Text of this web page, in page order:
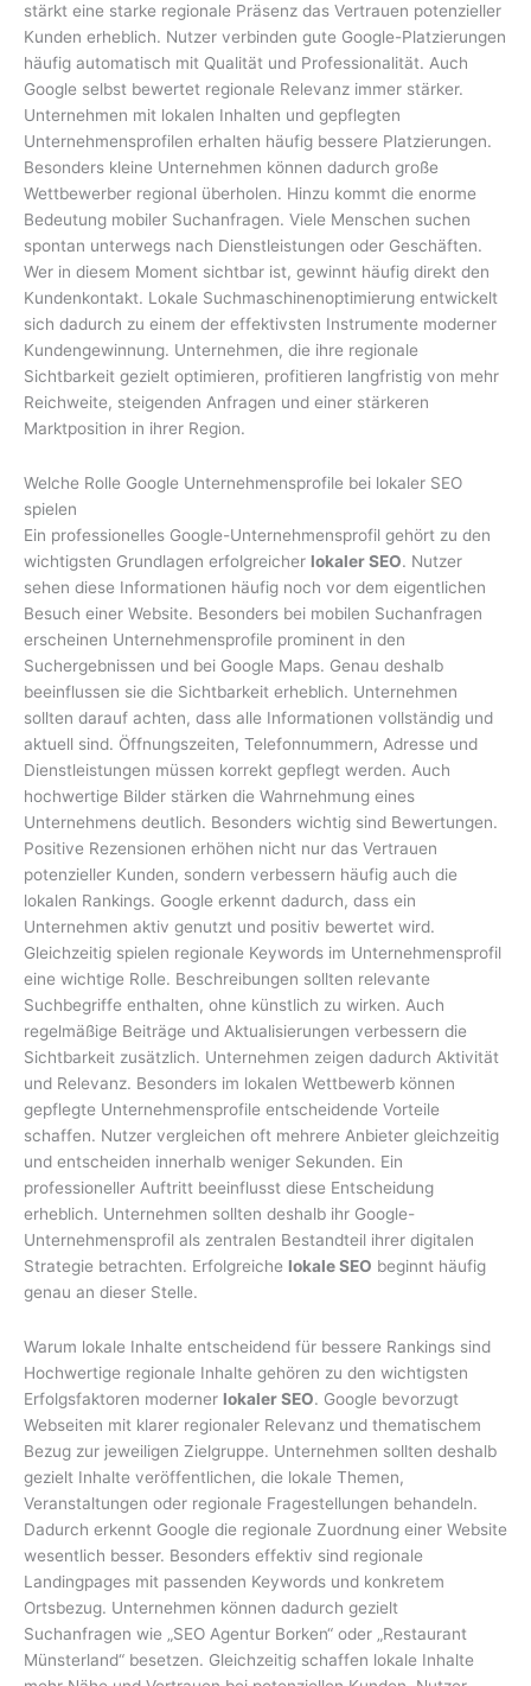
stärkt eine starke regionale Präsenz das Vertrauen potenzieller
Kunden erheblich. Nutzer verbinden gute Google-Platzierungen
häufig automatisch mit Qualität und Professionalität. Auch
Google selbst bewertet regionale Relevanz immer stärker.
Unternehmen mit lokalen Inhalten und gepflegten
Unternehmensprofilen erhalten häufig bessere Platzierungen.
Besonders kleine Unternehmen können dadurch große
Wettbewerber regional überholen. Hinzu kommt die enorme
Bedeutung mobiler Suchanfragen. Viele Menschen suchen
spontan unterwegs nach Dienstleistungen oder Geschäften.
Wer in diesem Moment sichtbar ist, gewinnt häufig direkt den
Kundenkontakt. Lokale Suchmaschinenoptimierung entwickelt
sich dadurch zu einem der effektivsten Instrumente moderner
Kundengewinnung. Unternehmen, die ihre regionale
Sichtbarkeit gezielt optimieren, profitieren langfristig von mehr
Reichweite, steigenden Anfragen und einer stärkeren
Marktposition in ihrer Region.
Welche Rolle Google Unternehmensprofile bei lokaler SEO
spielen
Ein professionelles Google-Unternehmensprofil gehört zu den
wichtigsten Grundlagen erfolgreicher lokaler SEO. Nutzer
sehen diese Informationen häufig noch vor dem eigentlichen
Besuch einer Website. Besonders bei mobilen Suchanfragen
erscheinen Unternehmensprofile prominent in den
Suchergebnissen und bei Google Maps. Genau deshalb
beeinflussen sie die Sichtbarkeit erheblich. Unternehmen
sollten darauf achten, dass alle Informationen vollständig und
aktuell sind. Öffnungszeiten, Telefonnummern, Adresse und
Dienstleistungen müssen korrekt gepflegt werden. Auch
hochwertige Bilder stärken die Wahrnehmung eines
Unternehmens deutlich. Besonders wichtig sind Bewertungen.
Positive Rezensionen erhöhen nicht nur das Vertrauen
potenzieller Kunden, sondern verbessern häufig auch die
lokalen Rankings. Google erkennt dadurch, dass ein
Unternehmen aktiv genutzt und positiv bewertet wird.
Gleichzeitig spielen regionale Keywords im Unternehmensprofil
eine wichtige Rolle. Beschreibungen sollten relevante
Suchbegriffe enthalten, ohne künstlich zu wirken. Auch
regelmäßige Beiträge und Aktualisierungen verbessern die
Sichtbarkeit zusätzlich. Unternehmen zeigen dadurch Aktivität
und Relevanz. Besonders im lokalen Wettbewerb können
gepflegte Unternehmensprofile entscheidende Vorteile
schaffen. Nutzer vergleichen oft mehrere Anbieter gleichzeitig
und entscheiden innerhalb weniger Sekunden. Ein
professioneller Auftritt beeinflusst diese Entscheidung
erheblich. Unternehmen sollten deshalb ihr Google-
Unternehmensprofil als zentralen Bestandteil ihrer digitalen
Strategie betrachten. Erfolgreiche lokale SEO beginnt häufig
genau an dieser Stelle.
Warum lokale Inhalte entscheidend für bessere Rankings sind
Hochwertige regionale Inhalte gehören zu den wichtigsten
Erfolgsfaktoren moderner lokaler SEO. Google bevorzugt
Webseiten mit klarer regionaler Relevanz und thematischem
Bezug zur jeweiligen Zielgruppe. Unternehmen sollten deshalb
gezielt Inhalte veröffentlichen, die lokale Themen,
Veranstaltungen oder regionale Fragestellungen behandeln.
Dadurch erkennt Google die regionale Zuordnung einer Website
wesentlich besser. Besonders effektiv sind regionale
Landingpages mit passenden Keywords und konkretem
Ortsbezug. Unternehmen können dadurch gezielt
Suchanfragen wie „SEO Agentur Borken“ oder „Restaurant
Münsterland“ besetzen. Gleichzeitig schaffen lokale Inhalte